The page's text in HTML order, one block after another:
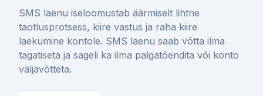
SMS laenu iseloomustab äärmiselt lihtne
taotlusprotsess, kiire vastus ja raha kiire
laekumine kontole. SMS laenu saab võtta ilma
tagatiseta ja sageli ka ilma palgatõendita või konto
väljavõtteta.